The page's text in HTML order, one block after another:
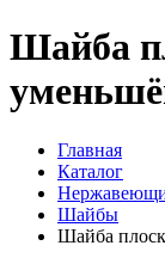
Шайба
Главная
Каталог
Шайбы
Шайба